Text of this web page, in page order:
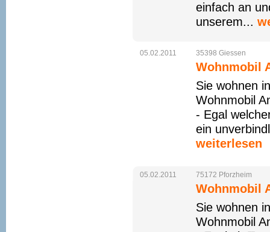
einfach an
unserem...
05.02.2011 35398 Giessen
Wohnmobil
Sie wohnen
Wohnmobil
- Egal
ein
weiterlesen
05.02.2011 75172 Pforzheim
Wohnmobil
Sie wohnen
Wohnmobil